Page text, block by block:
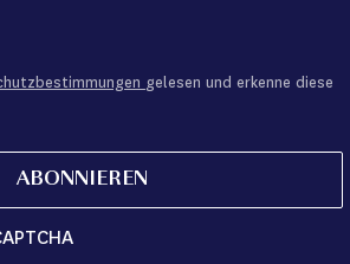
gelesen und erkenne diese
ABONNIEREN